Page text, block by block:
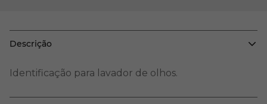
Descrição
Identificação para lavador de olhos.